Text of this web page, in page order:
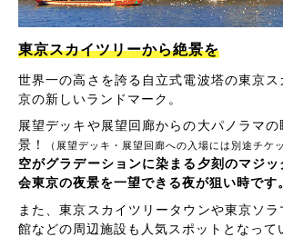
東京スカイツリーから絶景を
世界一の高さを誇る自立式電波塔の東京ス
京の新しいランドマーク。
展望デッキや展望回廊からの大パノラマ
景！
（展望デッキ・展望回廊への入場には別途チケ
空がグラデーションに染まる夕刻のマジ
会東京の夜景を一望できる夜が狙い時です。
また、東京スカイツリータウンや東京ソ
館などの周辺施設も人気スポットとなって